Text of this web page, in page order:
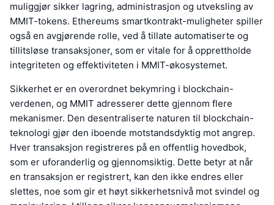
muliggjør sikker lagring, administrasjon og utveksling av
MMIT-tokens. Ethereums smartkontrakt-muligheter spiller
også en avgjørende rolle, ved å tillate automatiserte og
tillitsløse transaksjoner, som er vitale for å opprettholde
integriteten og effektiviteten i MMIT-økosystemet.
Sikkerhet er en overordnet bekymring i blockchain-
verdenen, og MMIT adresserer dette gjennom flere
mekanismer. Den desentraliserte naturen til blockchain-
teknologi gjør den iboende motstandsdyktig mot angrep.
Hver transaksjon registreres på en offentlig hovedbok,
som er uforanderlig og gjennomsiktig. Dette betyr at når
en transaksjon er registrert, kan den ikke endres eller
slettes, noe som gir et høyt sikkerhetsnivå mot svindel og